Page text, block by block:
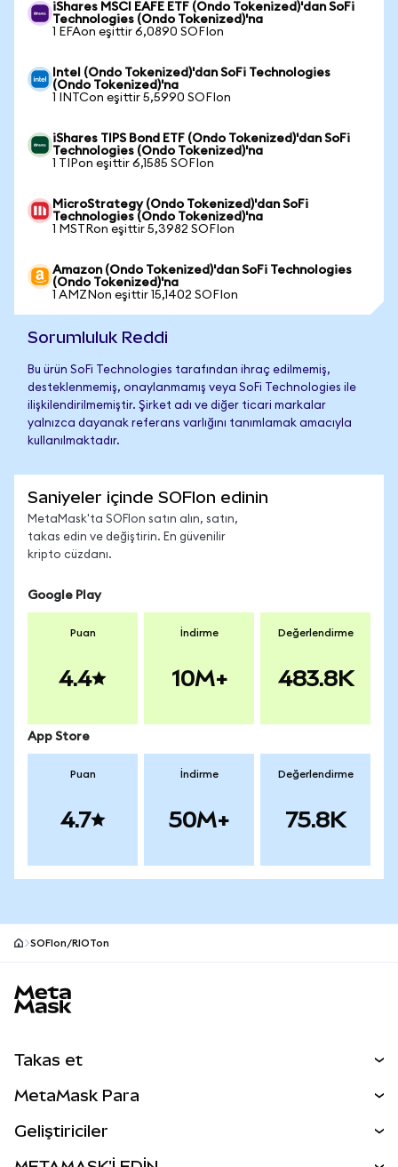
iShares MSCI EAFE ETF (Ondo Tokenized)'dan SoFi
Technologies (Ondo Tokenized)'na
1 EFAon eşittir 6,0890 SOFIon
Intel (Ondo Tokenized)'dan SoFi Technologies
(Ondo Tokenized)'na
1 INTCon eşittir 5,5990 SOFIon
iShares TIPS Bond ETF (Ondo Tokenized)'dan SoFi
Technologies (Ondo Tokenized)'na
1 TIPon eşittir 6,1585 SOFIon
MicroStrategy (Ondo Tokenized)'dan SoFi
Technologies (Ondo Tokenized)'na
1 MSTRon eşittir 5,3982 SOFIon
Amazon (Ondo Tokenized)'dan SoFi Technologies
(Ondo Tokenized)'na
1 AMZNon eşittir 15,1402 SOFIon
Sorumluluk Reddi
Bu ürün SoFi Technologies tarafından ihraç edilmemiş,
desteklenmemiş, onaylanmamış veya SoFi Technologies ile
ilişkilendirilmemiştir. Şirket adı ve diğer ticari markalar
yalnızca dayanak referans varlığını tanımlamak amacıyla
kullanılmaktadır.
Saniyeler içinde SOFIon edinin
MetaMask'ta SOFIon satın alın, satın,
takas edin ve değiştirin. En güvenilir
kripto cüzdanı.
Google Play
Puan
4.4
İndirme
10M+
Değerlendirme
483.8K
App Store
Puan
4.7
İndirme
50M+
Değerlendirme
75.8K
SOFIon/RIOTon
Takas et
Perps
MetaMask Para
Geliştiriciler